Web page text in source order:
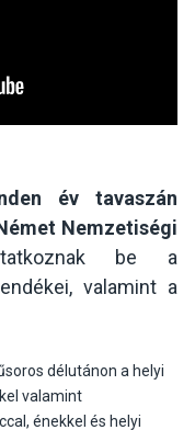
év tavaszán
Nemzetiségi
be a
valamint a
délutánon a helyi
valamint
énekkel és helyi